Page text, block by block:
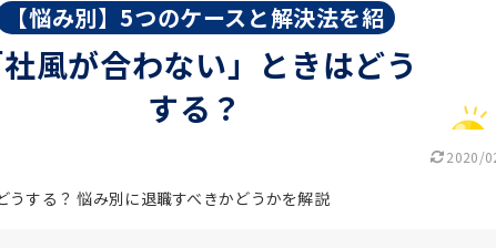
【悩み別】5つのケースと解決法を紹
介
社風が合わない」ときはどう
する？
2020/
うする？ 悩み別に退職すべきかどうかを解説